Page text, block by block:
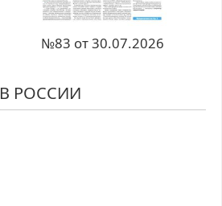
№83 от 30.07.2026
В РОССИИ